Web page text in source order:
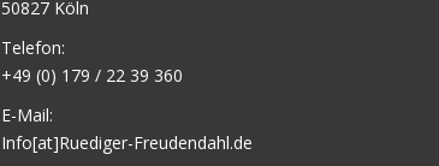
50827 Köln
Telefon:
+49 (0) 179 / 22 39 360
E-Mail:
Info[at]Ruediger-Freudendahl.de